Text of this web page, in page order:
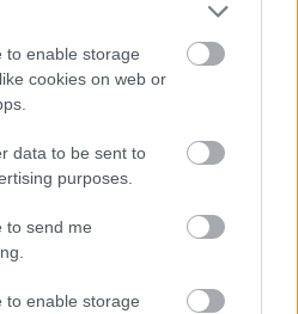
to enable storage
cookies on web or
data to be sent to
purposes.
to send me
to enable storage
που αξίζει να
γρήγορα τη βαλίτσα